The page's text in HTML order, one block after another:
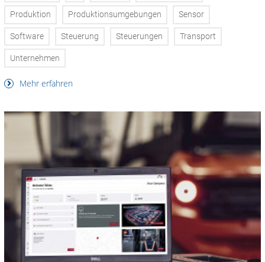
Produktion Produktionsumgebungen Sensor
Software Steuerung Steuerungen Transport
Unternehmen
Mehr erfahren